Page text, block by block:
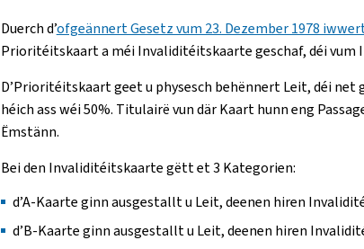
Duerch d’ofgeännert Gesetz vum 23. Dezember 1978
Prioritéitskaart a méi Invaliditéitskaarte geschaf, déi
D’Prioritéitskaart geet u physesch behënnert Leit, déi
héich ass wéi 50%. Titulairë vun där Kaart hunn eng
Ëmstänn.
Bei den Invaliditéitskaarte gëtt et 3 Kategorien:
d’A-Kaarte ginn ausgestallt u Leit, deenen hiren
d’B-Kaarte ginn ausgestallt u Leit, deenen hiren